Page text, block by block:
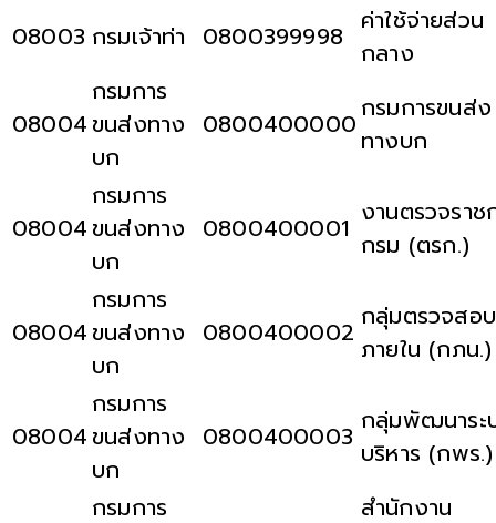
08003 กรมเจ้าท่า 0800399998 ค่าใช้จ่ายส่วน
กลาง
08004
กรมการ
ขนส่งทาง
บก
0800400000 กรมการขนส่ง
ทางบก
08004
กรมการ
ขนส่งทาง
บก
0800400001 งานตรวจราช
กรม (ตรก.)
08004
กรมการ
ขนส่งทาง
บก
0800400002 กลุ่มตรวจสอบ
ภายใน (กภน.)
08004
กรมการ
ขนส่งทาง
บก
0800400003 กลุ่มพัฒนาระ
บริหาร (กพร.)
กรมการ
สำนักงาน